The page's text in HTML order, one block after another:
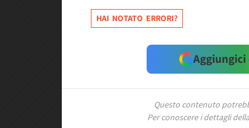
HAI NOTATO ERRORI?
Questo contenuto
Per conoscere i dettagli